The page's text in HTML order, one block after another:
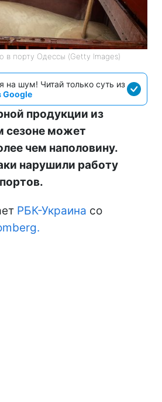
в порту Одессы (Getty Images)
на шум! Читай только суть из
Google
продукции из
сезоне может
чем наполовину.
нарушили работу
РБК-Украина со